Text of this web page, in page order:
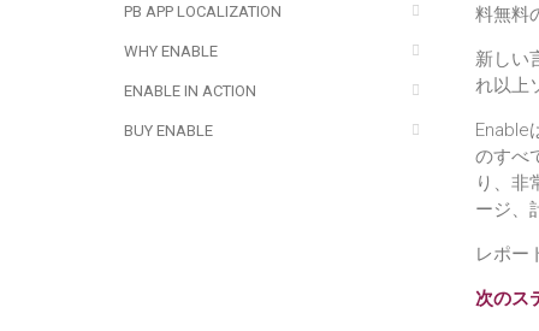
料無料
新しい
れ以上
Enable
のすべ
り、非
ージ、
レポー
次のス
PB APP LOCALIZATION
WHY ENABLE
ENABLE IN ACTION
BUY ENABLE